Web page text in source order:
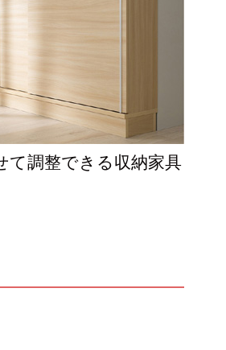
て調整できる収納家具